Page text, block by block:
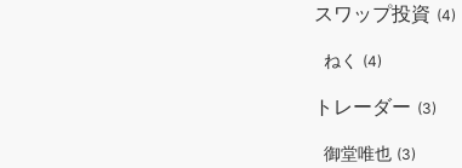
スワップ投資 (4)
ねく (4)
トレーダー (3)
御堂唯也 (3)